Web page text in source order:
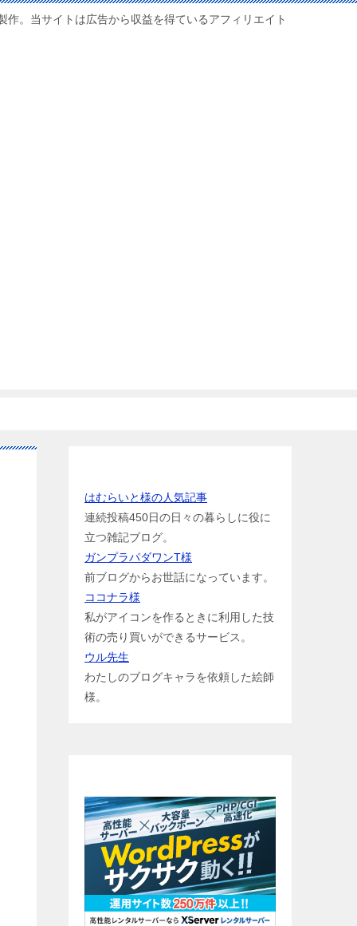
作。当サイトは広告から収益を得ているアフィリエイト
はむらいと様の人気記事
連続投稿450日の日々の暮らしに役に
立つ雑記ブログ。
ガンプラパダワンT様
前ブログからお世話になっています。
ココナラ様
私がアイコンを作るときに利用した技
術の売り買いができるサービス。
ウル先生
わたしのブログキャラを依頼した絵師
様。